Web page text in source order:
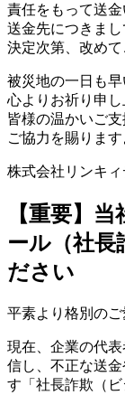
責任をもって送金
送金先につきまし
決定次第、改めて
被災地の一日も
心よりお祈り申し
皆様の温かいご支
ご協力を賜りま
株式会社リンキィ
【重要】
ール（社長
ださい
平素より格別の
現在、企業の代
信し、不正な送
す「社長詐欺（